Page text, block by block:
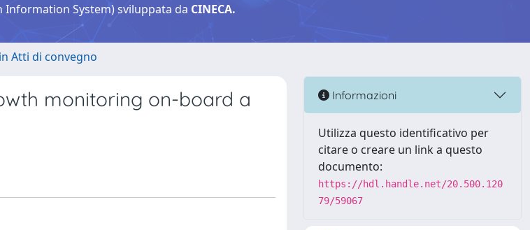
Information System) sviluppata da CINECA.
Atti di convegno
monitoring on-board a
Informazioni
Utilizza questo identificativo per
citare o creare un link a questo
documento:
https://hdl.handle.net/20.500.120
79/59067